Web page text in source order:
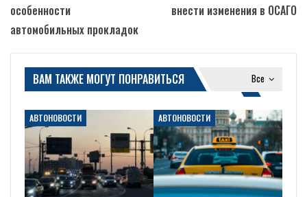
особенности
автомобильных прокладок
внести изменения в ОСАГО
Все
ВАМ ТАКЖЕ МОГУТ ПОНРАВИТЬСЯ
АВТОНОВОСТИ АВТОНОВОСТИ